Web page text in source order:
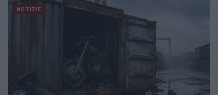
NOTIZIE